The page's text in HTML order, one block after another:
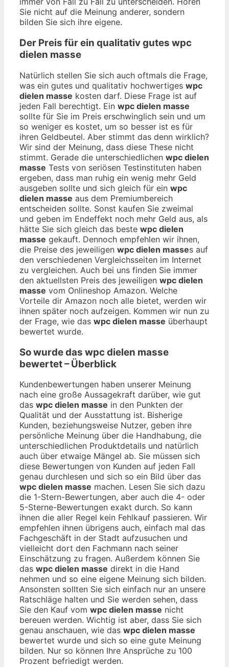
Sie nicht auf die Meinung anderer, sondern
bilden Sie sich ihre eigene.
Der Preis für ein qualitativ gutes wpc
dielen masse
Natürlich stellen Sie sich auch oftmals die Frage,
was ein gutes und qualitativ hochwertiges wpc
dielen masse kosten darf. Diese Frage ist auf
jeden Fall berechtigt. Ein wpc dielen masse
sollte für Sie im Preis erschwinglich sein und um
so weniger es kostet, um so besser ist es für
ihren Geldbeutel. Aber stimmt das denn wirklich?
Wir sind der Meinung, dass diese These nicht
stimmt. Gerade die unterschiedlichen wpc dielen
masse Tests von seriösen Testinstituten haben
ergeben, dass man ruhig ein wenig mehr Geld
ausgeben sollte und sich gleich für ein wpc
dielen masse aus dem Premiumbereich
entscheiden sollte. Sonst kaufen Sie zweimal
und geben im Endeffekt noch mehr Geld aus, als
hätte Sie sich gleich das beste wpc dielen
masse gekauft. Dennoch empfehlen wir ihnen,
die Preise des jeweiligen wpc dielen masses auf
den verschiedenen Vergleichsseiten im Internet
zu vergleichen. Auch bei uns finden Sie immer
den aktuellsten Preis des jeweiligen wpc dielen
masse vom Onlineshop Amazon. Welche
Vorteile dir Amazon noch alle bietet, werden wir
ihnen später noch aufzeigen. Kommen wir nun zu
der Frage, wie das wpc dielen masse überhaupt
bewertet wurde.
So wurde das wpc dielen masse
bewertet – Überblick
Kundenbewertungen haben unserer Meinung
nach eine große Aussagekraft darüber, wie gut
das wpc dielen masse in den Punkten der
Qualität und der Ausstattung ist. Bisherige
Kunden, beziehungsweise Nutzer, geben ihre
persönliche Meinung über die Handhabung, die
unterschiedlichen Produktdetails und natürlich
auch über etwaige Mängel ab. Sie müssen sich
diese Bewertungen von Kunden auf jeden Fall
genau durchlesen und sich so ein Bild über das
wpc dielen masse machen. Lesen Sie sich dazu
die 1-Stern-Bewertungen, aber auch die 4- oder
5-Sterne-Bewertungen exakt durch. So kann
ihnen die aller Regel kein Fehlkauf passieren. Wir
empfehlen ihnen übrigens auch, einfach mal das
Fachgeschäft in der Stadt aufzusuchen und
vielleicht dort den Fachmann nach seiner
Einschätzung zu fragen. Außerdem können Sie
das wpc dielen masse direkt in die Hand
nehmen und so eine eigene Meinung sich bilden.
Ansonsten sollten Sie sich einfach nur an unsere
Ratschläge halten und Sie werden sehen, dass
Sie den Kauf vom wpc dielen masse nicht
bereuen werden. Wichtig ist aber, dass Sie sich
genau anschauen, wie das wpc dielen masse
bewertet wurde und sich so eine gute Meinung
bilden. Nur so können Ihre Ansprüche zu 100
Prozent befriedigt werden.